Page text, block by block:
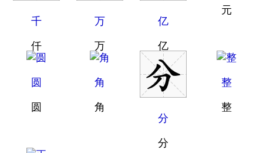
千
仟
万
万
亿
亿
元
圆
圆
角
角
分
分
整
整